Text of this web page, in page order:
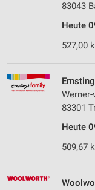
83043
Heute
527,00
83301
Heute
509,67